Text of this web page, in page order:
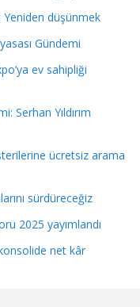
Yeniden düşünmek
Gündemi
ev sahipliği
Serhan Yıldırım
ücretsiz arama
sürdüreceğiz
2025 yayımlandı
net kâr